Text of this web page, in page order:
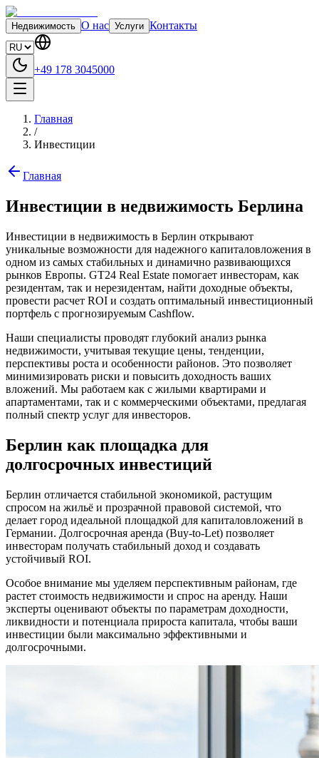
Недвижимость О нас Услуги Контакты
+49 178 3045000
Главная
/
Инвестиции
Главная
Инвестиции в недвижимость Берлина
Инвестиции в недвижимость в Берлин открывают
уникальные возможности для надежного капиталовложения в
одном из самых стабильных и динамично развивающихся
рынков Европы. GT24 Real Estate помогает инвесторам, как
резидентам, так и нерезидентам, найти доходные объекты,
провести расчет ROI и создать оптимальный инвестиционный
портфель с прогнозируемым Cashflow.
Наши специалисты проводят глубокий анализ рынка
недвижимости, учитывая текущие цены, тенденции,
перспективы роста и особенности районов. Это позволяет
минимизировать риски и повысить доходность ваших
вложений. Мы работаем как с жилыми квартирами и
апартаментами, так и с коммерческими объектами, предлагая
полный спектр услуг для инвесторов.
Берлин как площадка для
долгосрочных инвестиций
Берлин отличается стабильной экономикой, растущим
спросом на жильё и прозрачной правовой системой, что
делает город идеальной площадкой для капиталовложений в
Германии. Долгосрочная аренда (Buy-to-Let) позволяет
инвесторам получать стабильный доход и создавать
устойчивый ROI.
Особое внимание мы уделяем перспективным районам, где
растет стоимость недвижимости и спрос на аренду. Наши
эксперты оценивают объекты по параметрам доходности,
ликвидности и потенциала прироста капитала, чтобы ваши
инвестиции были максимально эффективными и
долгосрочными.